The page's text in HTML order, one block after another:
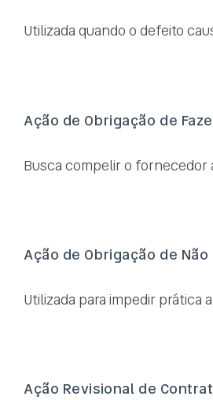
Utilizada quando o defeito
Ação de Obrigação de
Busca compelir o fornecedor
Ação de Obrigação de Não
Utilizada para impedir prática
Ação Revisional de